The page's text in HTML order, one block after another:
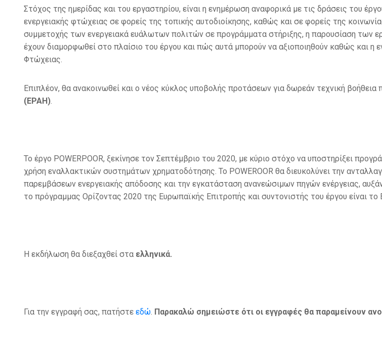
Στόχος της ημερίδας και του εργαστηρίου, είναι η ενημέρωση αναφορικά με τις δράσεις του
ενεργειακής φτώχειας σε φορείς της τοπικής αυτοδιοίκησης, καθώς και σε φορείς της
συμμετοχής των ενεργειακά ευάλωτων πολιτών σε προγράμματα στήριξης, η παρουσίαση των
έχουν διαμορφωθεί στο πλαίσιο του έργου και πώς αυτά μπορούν να αξιοποιηθούν καθώς και
Φτώχειας.
Επιπλέον, θα ανακοινωθεί και ο νέος κύκλος υποβολής προτάσεων για δωρεάν τεχνική
(EPAH)
Το έργο POWERPOOR, ξεκίνησε τον Σεπτέμβριο του 2020, με κύριο στόχο να υποστηρίξει
χρήση εναλλακτικών συστημάτων χρηματοδότησης. Το POWEROOR θα διευκολύνει την
παρεμβάσεων ενεργειακής απόδοσης και την εγκατάσταση ανανεώσιμων πηγών ενέργειας,
το πρόγραμμας Ορίζοντας 2020 της Ευρωπαϊκής Επιτροπής και συντονιστής του έργου είναι το
Η εκδήλωση θα διεξαχθεί στα ελληνικά.
Για την εγγραφή σας, πατήστε εδώ Παρακαλώ σημειώστε ότι οι εγγραφές θα παραμείνουν